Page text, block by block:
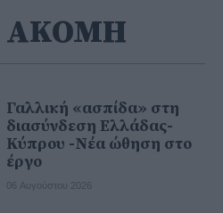
ΑΚΟΜΗ
Γαλλική «ασπίδα» στη
διασύνδεση Ελλάδας-
Κύπρου -Νέα ώθηση στο
έργο
06 Αυγούστου 2026